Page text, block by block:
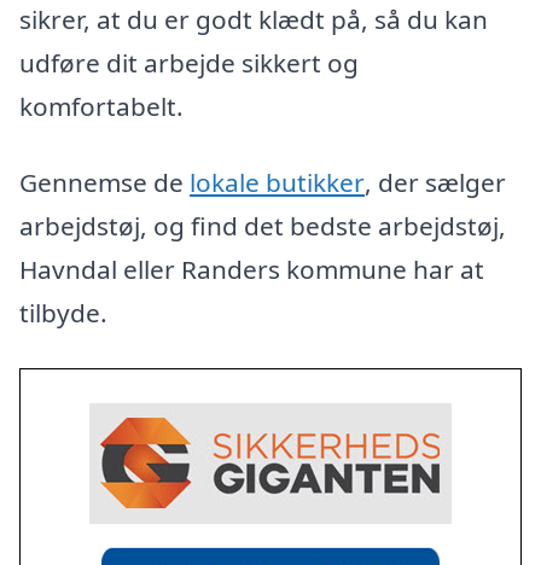
sikrer, at du er godt klædt på, så du kan
udføre dit arbejde sikkert og
komfortabelt.
Gennemse de lokale butikker, der sælger
arbejdstøj, og find det bedste arbejdstøj,
Havndal eller Randers kommune har at
tilbyde.